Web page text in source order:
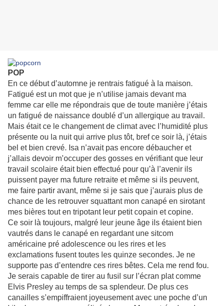
POP
En ce début d’automne je rentrais fatigué à la maison.
Fatigué est un mot que je n’utilise jamais devant ma
femme car elle me répondrais que de toute manière j’étais
un fatigué de naissance doublé d’un allergique au travail.
Mais était ce le changement de climat avec l’humidité plus
présente ou la nuit qui arrive plus tôt, bref ce soir là, j’étais
bel et bien crevé. Isa n’avait pas encore débaucher et
j’allais devoir m’occuper des gosses en vérifiant que leur
travail scolaire était bien effectué pour qu’à l’avenir ils
puissent payer ma future retraite et même si ils peuvent,
me faire partir avant, même si je sais que j’aurais plus de
chance de les retrouver squattant mon canapé en sirotant
mes bières tout en tripotant leur petit copain et copine.
Ce soir là toujours, malgré leur jeune âge ils étaient bien
vautrés dans le canapé en regardant une sitcom
américaine pré adolescence ou les rires et les
exclamations fusent toutes les quinze secondes. Je ne
supporte pas d’entendre ces rires bêtes. Cela me rend fou.
Je serais capable de tirer au fusil sur l’écran plat comme
Elvis Presley au temps de sa splendeur. De plus ces
canailles s’empiffraient joyeusement avec une poche d’un